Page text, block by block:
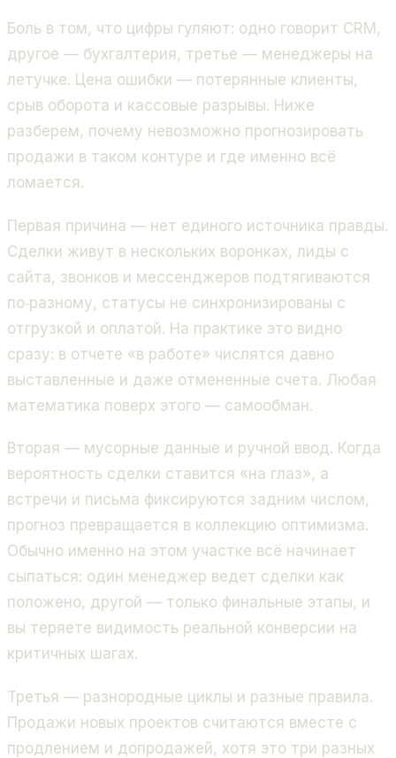
Боль в том, что цифры гуляют: одно говорит CRM,
другое — бухгалтерия, третье — менеджеры на
летучке. Цена ошибки — потерянные клиенты,
срыв оборота и кассовые разрывы. Ниже
разберем, почему невозможно прогнозировать
продажи в таком контуре и где именно всё
ломается.
Первая причина — нет единого источника правды.
Сделки живут в нескольких воронках, лиды с
сайта, звонков и мессенджеров подтягиваются
по‑разному, статусы не синхронизированы с
отгрузкой и оплатой. На практике это видно
сразу: в отчете «в работе» числятся давно
выставленные и даже отмененные счета. Любая
математика поверх этого — самообман.
Вторая — мусорные данные и ручной ввод. Когда
вероятность сделки ставится «на глаз», а
встречи и письма фиксируются задним числом,
прогноз превращается в коллекцию оптимизма.
Обычно именно на этом участке всё начинает
сыпаться: один менеджер ведет сделки как
положено, другой — только финальные этапы, и
вы теряете видимость реальной конверсии на
критичных шагах.
Третья — разнородные циклы и разные правила.
Продажи новых проектов считаются вместе с
продлением и допродажей, хотя это три разных